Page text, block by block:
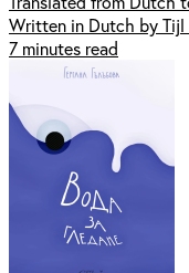
Written in Dutch by Tijl
7 minutes read